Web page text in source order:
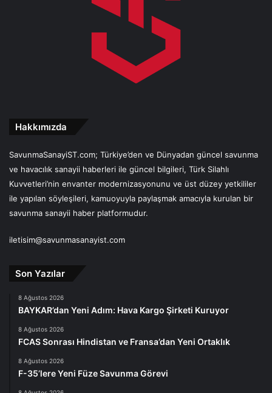
Hakkımızda
SavunmaSanayiST.com; Türkiye’den ve Dünyadan güncel savunma
ve havacılık sanayii haberleri ile güncel bilgileri, Türk Silahlı
Kuvvetleri’nin envanter modernizasyonunu ve üst düzey yetkililer
ile yapılan söyleşileri, kamuoyuyla paylaşmak amacıyla kurulan bir
savunma sanayii haber platformudur.
iletisim@savunmasanayist.com
Son Yazılar
8 Ağustos 2026
BAYKAR’dan Yeni Adım: Hava Kargo Şirketi Kuruyor
8 Ağustos 2026
FCAS Sonrası Hindistan ve Fransa’dan Yeni Ortaklık
8 Ağustos 2026
F-35’lere Yeni Füze Savunma Görevi